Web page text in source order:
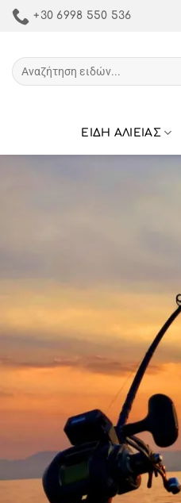
Μετάβαση+30 6998 550 536
Αναζήτηση
για:
ΕΙΔΗ ΑΛΙΕΙΑΣ